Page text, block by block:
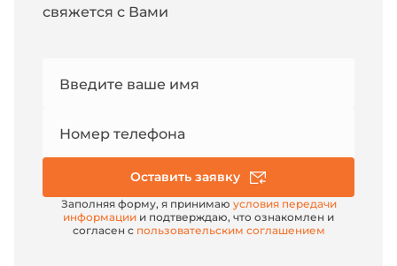
свяжется с Вами
Введите ваше имя
Номер телефона
Номер
e-mail
Оставить заявку
Заполняя форму, я принимаю условия передачи
информации и подтверждаю, что ознакомлен и
согласен с пользовательским соглашением